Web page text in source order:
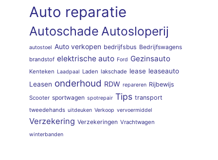
Auto reparatie
Autoschade Autosloperij
autostoel Auto verkopen bedrijfsbus Bedrijfswagens
brandstof elektrische auto Ford Gezinsauto
Kenteken Laadpaal Laden lakschade lease leaseauto
Leasen onderhoud RDW repareren Rijbewijs
Scooter sportwagen spotrepair Tips transport
tweedehands uitdeuken Verkoop vervoermiddel
Verzekering Verzekeringen Vrachtwagen
winterbanden